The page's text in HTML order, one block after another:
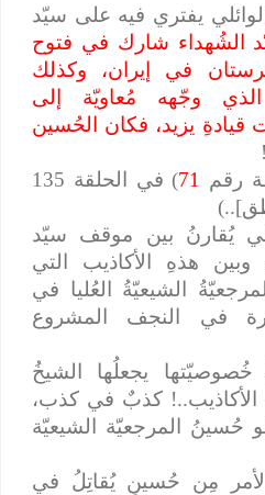
يفتري فيه على سيّد
الشُهداء شارك في فتوح
في إيران، وكذلك
وجّهه مُعاويّة إلى
يزيد، فكان الحُسين
رقم
71
) في الحلقة 135
يُقارنُ بين موقف سيّد
هذهِ الأكاذيب التي
الشيعيّةُ العُليا في
في النجف المشروع
يجعلُها الشيخُ
الأكاذيب..! كذبٌ في كذب،
حُسينُ المرجعيّة الشيعيّة
مِن حُسينٍ يُقاتِلُ في